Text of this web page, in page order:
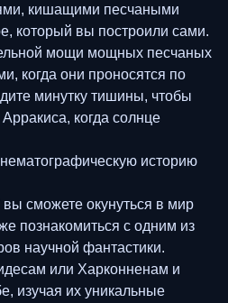
кишащими песчаными
который вы построили сами.
мощи мощных песчаных
когда они проносятся по
минутку тишины, чтобы
когда солнце
историю
сможете окунуться в мир
познакомиться с одним из
научной фантастики.
или Харконненам и
изучая их уникальные